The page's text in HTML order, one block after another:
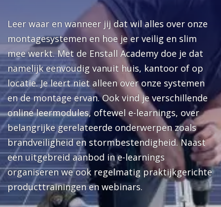
Leer waar en wanneer jij dat wil alles over onze
montagesystemen en hoe je er veilig en slim
mee werkt. Met de Enstall Academy doe je dat
namelijk eenvoudig vanuit huis, kantoor of op
locatie. Je leert niet alleen over onze systemen
en de montage ervan. Ook vind je verschillende
online leermodules, oftewel e-learnings, over
belangrijke gerelateerde onderwerpen zoals
brandveiligheid en stormbestendigheid. Naast
een uitgebreid aanbod in e-learnings
organiseren we ook regelmatig praktijkgerichte
producttrainingen en webinars.